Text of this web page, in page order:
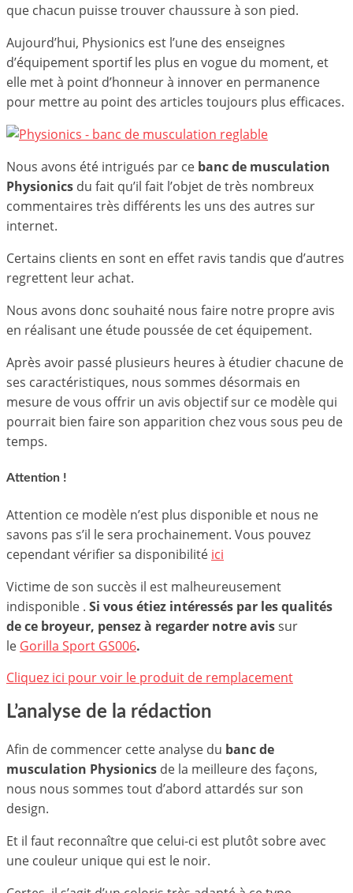
que chacun puisse trouver chaussure à son pied.
Aujourd’hui, Physionics est l’une des enseignes
d’équipement sportif les plus en vogue du moment, et
elle met à point d’honneur à innover en permanence
pour mettre au point des articles toujours plus efficaces.
Nous avons été intrigués par ce banc de musculation
Physionics du fait qu’il fait l’objet de très nombreux
commentaires très différents les uns des autres sur
internet.
Certains clients en sont en effet ravis tandis que d’autres
regrettent leur achat.
Nous avons donc souhaité nous faire notre propre avis
en réalisant une étude poussée de cet équipement.
Après avoir passé plusieurs heures à étudier chacune de
ses caractéristiques, nous sommes désormais en
mesure de vous offrir un avis objectif sur ce modèle qui
pourrait bien faire son apparition chez vous sous peu de
temps.
Attention !
Attention ce modèle n’est plus disponible et nous ne
savons pas s’il le sera prochainement. Vous pouvez
cependant vérifier sa disponibilité ici
Victime de son succès il est malheureusement
indisponible . Si vous étiez intéressés par les qualités
de ce broyeur, pensez à regarder notre avissur
le Gorilla Sport GS006.
Cliquez ici pour voir le produit de remplacement
L’analyse de la rédaction
Afin de commencer cette analyse du banc de
musculation Physionics de la meilleure des façons,
nous nous sommes tout d’abord attardés sur son
design.
Et il faut reconnaître que celui-ci est plutôt sobre avec
une couleur unique qui est le noir.